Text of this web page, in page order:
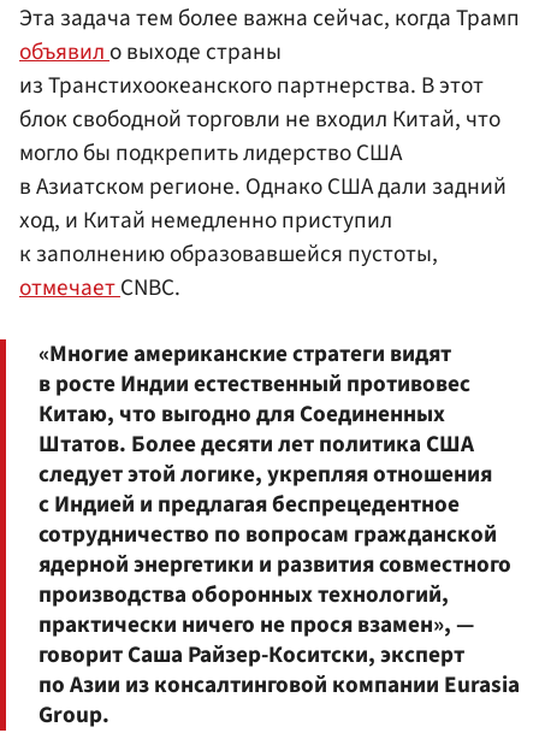
Эта задача тем более важна сейчас, когда Трамп
объявило выходе страны
из Транстихоокеанского партнерства. В этот
блок свободной торговли не входил Китай, что
могло бы подкрепить лидерство США
в Азиатском регионе. Однако США дали задний
ход, и Китай немедленно приступил
к заполнению образовавшейся пустоты,
отмечаетCNBC.
«Многие американские стратеги видят
в росте Индии естественный противовес
Китаю, что выгодно для Соединенных
Штатов. Более десяти лет политика США
следует этой логике, укрепляя отношения
с Индией и предлагая беспрецедентное
сотрудничество по вопросам гражданской
ядерной энергетики и развития совместного
производства оборонных технологий,
практически ничего не прося взамен», —
говорит Саша Райзер-Коситски, эксперт
по Азии из консалтинговой компании Eurasia
Group.